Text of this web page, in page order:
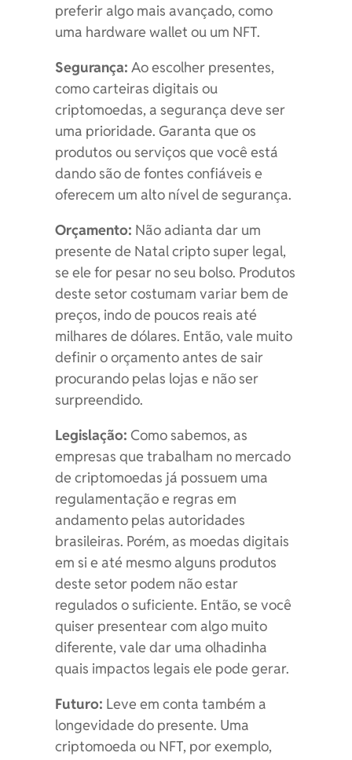
preferir algo mais avançado, como
uma hardware wallet ou um NFT.
Segurança: Ao escolher presentes,
como carteiras digitais ou
criptomoedas, a segurança deve ser
uma prioridade. Garanta que os
produtos ou serviços que você está
dando são de fontes confiáveis e
oferecem um alto nível de segurança.
Orçamento: Não adianta dar um
presente de Natal cripto super legal,
se ele for pesar no seu bolso. Produtos
deste setor costumam variar bem de
preços, indo de poucos reais até
milhares de dólares. Então, vale muito
definir o orçamento antes de sair
procurando pelas lojas e não ser
surpreendido.
Legislação: Como sabemos, as
empresas que trabalham no mercado
de criptomoedas já possuem uma
regulamentação e regras em
andamento pelas autoridades
brasileiras. Porém, as moedas digitais
em si e até mesmo alguns produtos
deste setor podem não estar
regulados o suficiente. Então, se você
quiser presentear com algo muito
diferente, vale dar uma olhadinha
quais impactos legais ele pode gerar.
Futuro: Leve em conta também a
longevidade do presente. Uma
criptomoeda ou NFT, por exemplo,